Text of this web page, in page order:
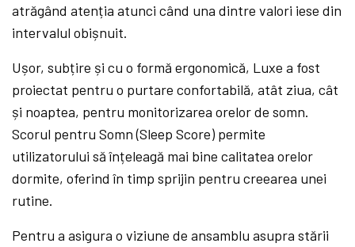
atrăgând atenția atunci când una dintre valori iese din
intervalul obișnuit.
Ușor, subțire și cu o formă ergonomică, Luxe a fost
proiectat pentru o purtare confortabilă, atât ziua, cât
și noaptea, pentru monitorizarea orelor de somn.
Scorul pentru Somn (Sleep Score) permite
utilizatorului să înțeleagă mai bine calitatea orelor
dormite, oferind în timp sprijin pentru creearea unei
rutine.
Pentru a asigura o viziune de ansamblu asupra stării